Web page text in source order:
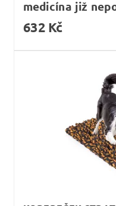
medicína již
632 Kč